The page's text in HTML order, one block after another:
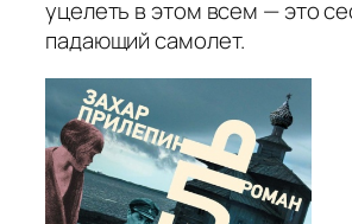
уцелеть в этом всем — это
падающий самолет.